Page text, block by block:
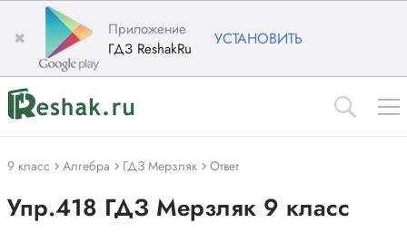
✖
Приложение
ГДЗ ReshakRu
УСТАНОВИТЬ
9 класс Алгебра ГДЗ Мерзляк Ответ
Упр.418 ГДЗ Мерзляк 9 класс